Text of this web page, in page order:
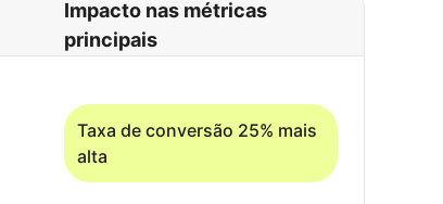
Impacto nas métricas
principais
Taxa de conversão 25% mais
alta